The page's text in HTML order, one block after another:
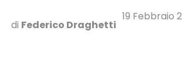
di Federico Draghetti
19 Febbraio